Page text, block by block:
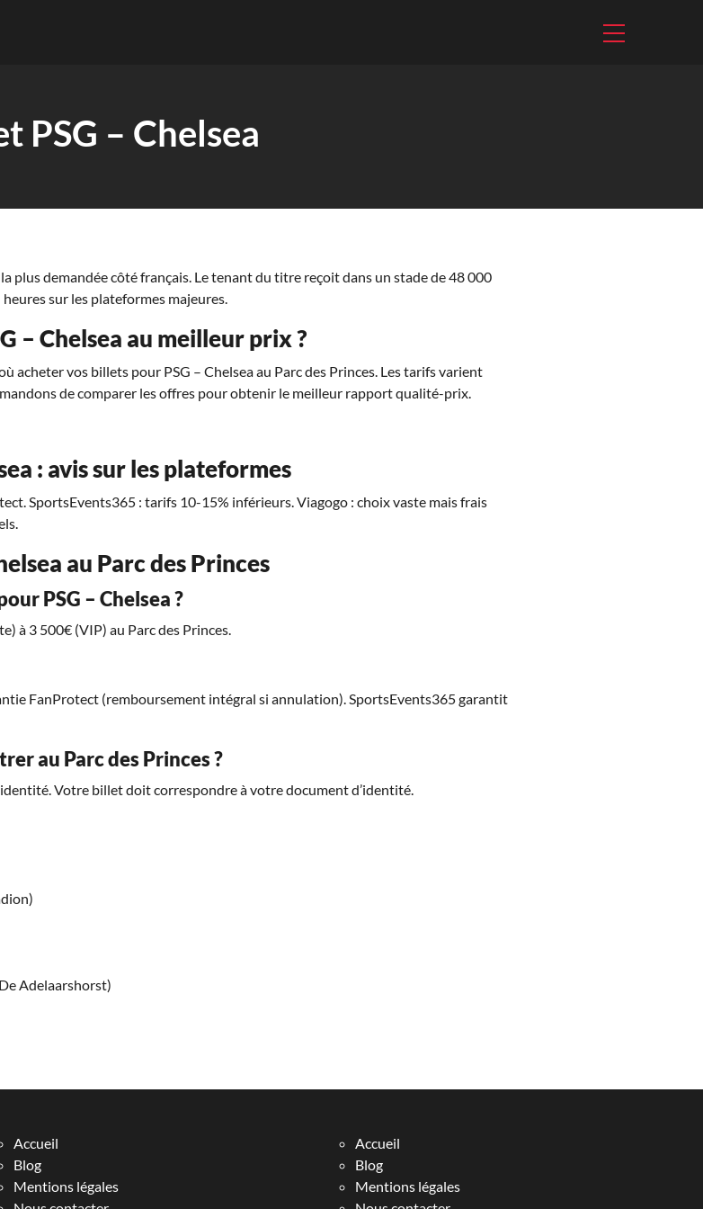
PSG – Chelsea
plus demandée côté français. Le tenant du titre reçoit dans un stade de 48 000
sur les plateformes majeures.
– Chelsea au meilleur prix ?
acheter vos billets pour PSG – Chelsea au Parc des Princes. Les tarifs varient
de comparer les offres pour obtenir le meilleur rapport qualité-prix.
: avis sur les plateformes
SportsEvents365 : tarifs 10-15% inférieurs. Viagogo : choix vaste mais frais
au Parc des Princes
PSG – Chelsea ?
à 3 500€ (VIP) au Parc des Princes.
FanProtect (remboursement intégral si annulation). SportsEvents365 garantit
au Parc des Princes ?
Votre billet doit correspondre à votre document d’identité.
Adelaarshorst)
Accueil
Blog
Mentions légales
Accueil
Blog
Mentions légales